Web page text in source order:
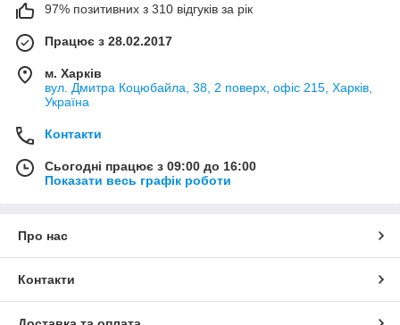
97% позитивних з 310 відгуків за рік
Працює з 28.02.2017
м. Харків
вул. Дмитра Коцюбайла, 38, 2 поверх, офіс 215, Харків,
Україна
Контакти
Сьогодні працює з 09:00 до 16:00
Показати весь графік роботи
Про нас
Контакти